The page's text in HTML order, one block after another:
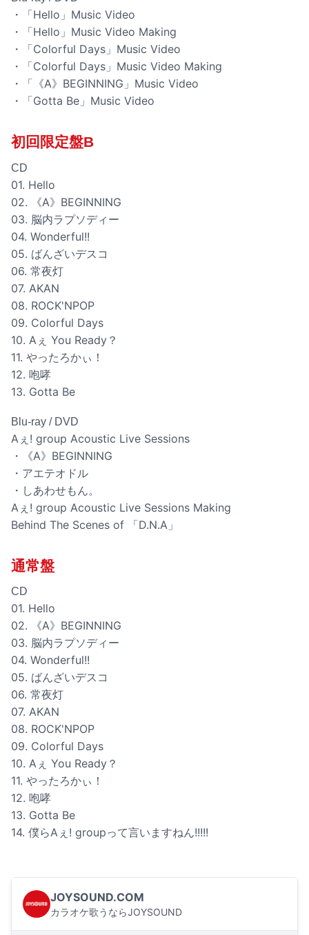
・「Hello」Music Video
・「Hello」Music Video Making
・「Colorful Days」Music Video
・「Colorful Days」Music Video Making
・「《A》BEGINNING」Music Video
・「Gotta Be」Music Video
初回限定盤B
CD
01. Hello
02. 《A》BEGINNING
03. 脳内ラプソディー
04. Wonderful!!
05. ばんざいデスコ
06. 常夜灯
07. AKAN
08. ROCK'NPOP
09. Colorful Days
10. Aぇ You Ready？
11. やったろかぃ！
12. 咆哮
13. Gotta Be
Blu-ray / DVD
Aぇ! group Acoustic Live Sessions
・《A》BEGINNING
・アエテオドル
・しあわせもん。
Aぇ! group Acoustic Live Sessions Making
Behind The Scenes of 「D.N.A」
通常盤
CD
01. Hello
02. 《A》BEGINNING
03. 脳内ラプソディー
04. Wonderful!!
05. ばんざいデスコ
06. 常夜灯
07. AKAN
08. ROCK'NPOP
09. Colorful Days
10. Aぇ You Ready？
11. やったろかぃ！
12. 咆哮
13. Gotta Be
14. 僕らAぇ! groupって言いますねん!!!!!
JOYSOUND.COM
カラオケ歌うならJOYSOUND